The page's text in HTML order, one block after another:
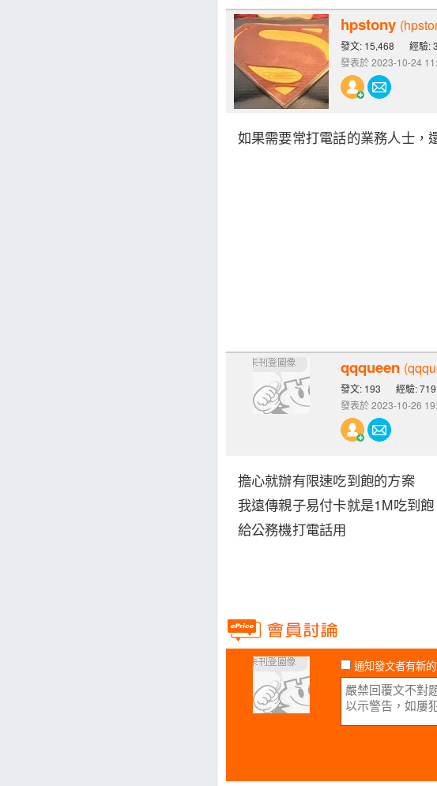
hpstony
發文: 15,468
經驗:
發表於 2023-10-24
如果需要常打電話的業務人士，
qqqueen
發文: 193
經驗: 719
發表於 2023-10-26
擔心就辦有限速吃到飽的方案
我遠傳親子易付卡就是1M吃到飽
給公務機打電話用
通知發文者有新